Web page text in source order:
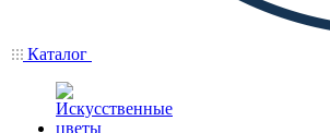
Каталог